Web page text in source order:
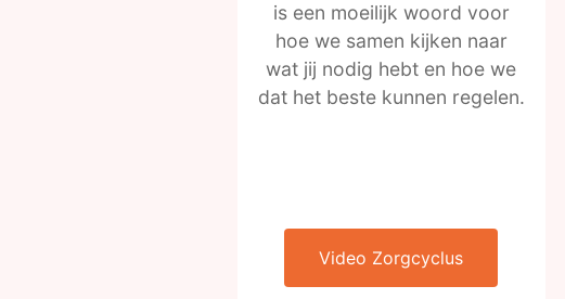
is een moeilijk woord voor
hoe we samen kijken naar
wat jij nodig hebt en hoe we
dat het beste kunnen regelen.
Video Zorgcyclus